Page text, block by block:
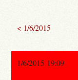
< 1/6/2015
1/6/2015 19:09